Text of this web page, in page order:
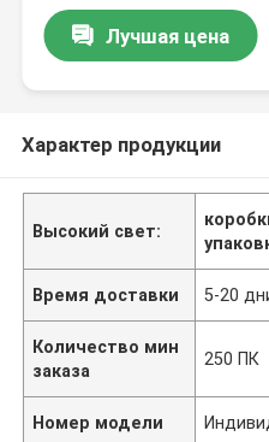
Лучшая цена
Характер продукции
Высокий свет:
Время доставки 5-20
Количество мин
заказа
250 ПК
Номер модели